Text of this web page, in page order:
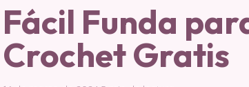
Fácil Funda
Crochet Gratis